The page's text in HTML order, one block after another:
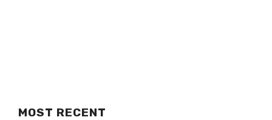
MOST RECENT